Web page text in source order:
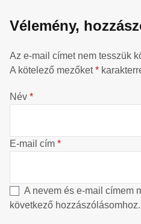
Vélemény,
Az e-mail címet nem tesszük
A kötelező mezőket*
Név *
E-mail cím *
A nevem és e-mail címem
következő hozzászólásomhoz.